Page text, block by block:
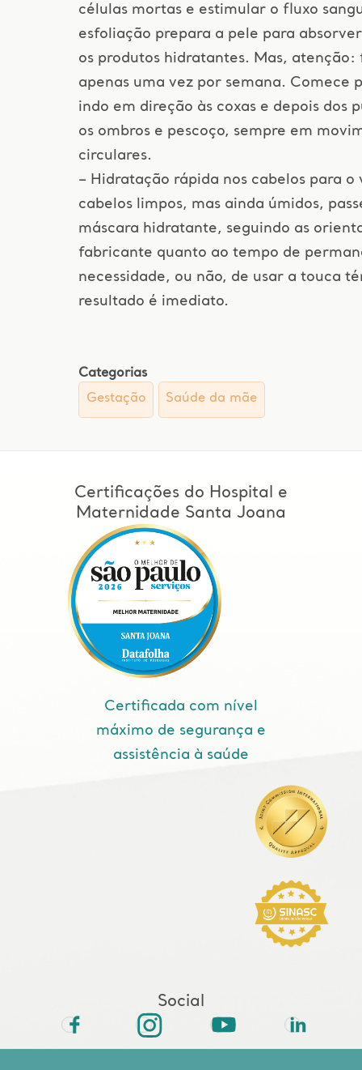
células mortas e estimular o fluxo
esfoliação prepara a pele para
os produtos hidratantes. Mas, atenção:
apenas uma vez por semana. Comece
indo em direção às coxas e depois dos
os ombros e pescoço, sempre em
circulares.
– Hidratação rápida nos cabelos para o
cabelos limpos, mas ainda úmidos,
máscara hidratante, seguindo as
fabricante quanto ao tempo de
necessidade, ou não, de usar a touca
resultado é imediato.
Categorias
Gestação
Saúde da mãe
Certificações do Hospital e
Maternidade Santa Joana
Certificada com nível
máximo de segurança e
assistência à saúde
Social